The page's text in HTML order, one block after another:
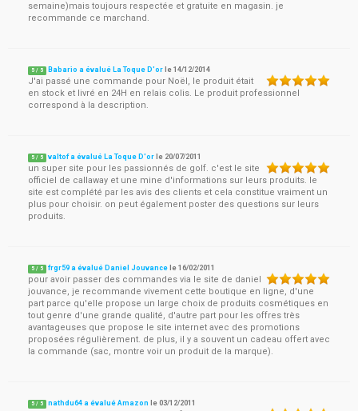
semaine)mais toujours respectée et gratuite en magasin. je
recommande ce marchand.
5 / 5 Babario a évalué La Toque D'or le14/12/2014
J'ai passé une commande pour Noël, le produit était
en stock et livré en 24H en relais colis. Le produit professionnel
correspond à la description.
5 / 5 valtof a évalué La Toque D'or le 20/07/2011
un super site pour les passionnés de golf. c'est le site
officiel de callaway et une mine d'informations sur leurs produits. le
site est complété par les avis des clients et cela constitue vraiment un
plus pour choisir. on peut également poster des questions sur leurs
produits.
5 / 5 frgr59 a évalué Daniel Jouvance le16/02/2011
pour avoir passer des commandes via le site de daniel
jouvance, je recommande vivement cette boutique en ligne, d'une
part parce qu'elle propose un large choix de produits cosmétiques en
tout genre d'une grande qualité, d'autre part pour les offres très
avantageuses que propose le site internet avec des promotions
proposées régulièrement. de plus, il y a souvent un cadeau offert avec
la commande (sac, montre voir un produit de la marque).
5 / 5 nathdu64 a évalué Amazon le03/12/2011